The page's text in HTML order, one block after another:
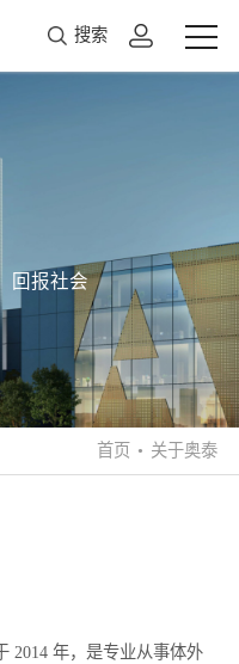
搜索
回报社会
首页 • 关于奥泰
2014 年，是专业从事体外